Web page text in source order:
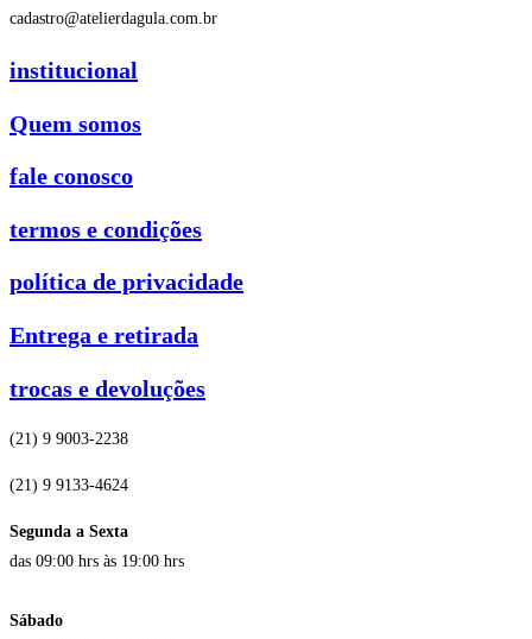
cadastro@atelierdagula.com.br
institucional
Quem somos
fale conosco
termos e condições
política de privacidade
Entrega e retirada
trocas e devoluções
(21) 9 9003-2238
(21) 9 9133-4624
Segunda a Sexta
das 09:00 hrs às 19:00 hrs
Sábado